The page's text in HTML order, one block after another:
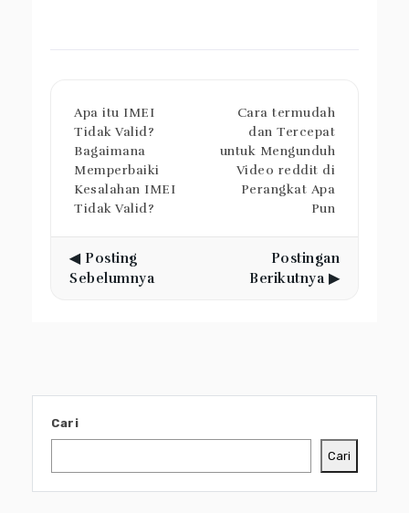
Apa itu IMEI
Tidak Valid?
Bagaimana
Memperbaiki
Kesalahan IMEI
Tidak Valid?
Cara termudah
dan Tercepat
untuk Mengunduh
Video reddit di
Perangkat Apa
Pun
◀ Posting
Sebelumnya
Postingan
Berikutnya ▶
Cari
Cari